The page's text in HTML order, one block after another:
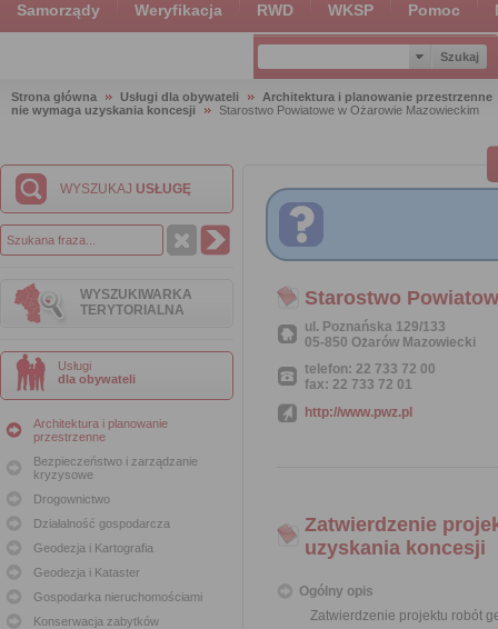
Samorządy Weryfikacja RWD WKSP Pomoc
Strona główna Usługi dla obywateli
Architektura i planowanie przestrzenne
nie wymaga uzyskania koncesji
Starostwo Powiatowe w Ożarowie Mazowieckim
WYSZUKAJ USŁUGĘ
WYSZUKIWARKA
TERYTORIALNA
Usługi
dla obywateli
Architektura i planowanie
przestrzenne
Bezpieczeństwo i zarządzanie
kryzysowe
Drogownictwo
Działalność gospodarcza
Geodezja i Kartografia
Geodezja i Kataster
Gospodarka nieruchomościami
Konserwacja zabytków
Starostwo
ul. Poznańska 129/133
05-850 Ożarów Mazowiecki
telefon: 22 733 72 00
fax: 22 733 72 01
http://www.pwz.pl
Zatwierdzenie
uzyskania koncesji
Ogólny opis
Zatwierdzenie projektu robót